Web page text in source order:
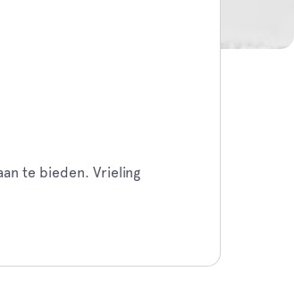
te bieden. Vrieling